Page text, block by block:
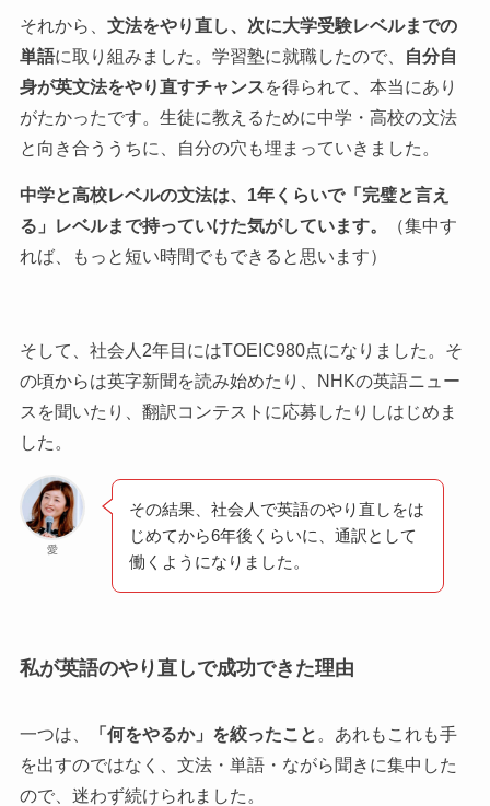
それから、 文法をやり直し、次に大学受験レベルまでの
単語に取り組みました。学習塾に就職したので、
自分自
身が英文法をやり直すチャンスを得られて、本当にあり
がたかったです。生徒に教えるために中学・高校の文法
と向き合ううちに、自分の穴も埋まっていきました。
中学と高校レベルの文法は、1年くらいで「完璧と言え
る」レベルまで持っていけた気がしています。
（集中す
れば、もっと短い時間でもできると思います）
そして、社会人2年目にはTOEIC980点になりました。そ
の頃からは英字新聞を読み始めたり、NHKの英語ニュー
スを聞いたり、翻訳コンテストに応募したりしはじめま
した。
愛
その結果、社会人で英語のやり直しをは
じめてから6年後くらいに、通訳として
働くようになりました。
私が英語のやり直しで成功できた理由
一つは、 「何をやるか」を絞ったこと 。あれもこれも手
を出すのではなく、文法・単語・ながら聞きに集中した
ので、迷わず続けられました。